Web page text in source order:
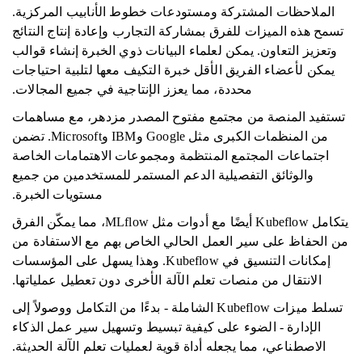
الملاحظات المشتركة ومستودعات خطوط الأنابيب المركزية.
تسمح هذه الميزات للفرق بمشاركة التجارب وإعادة إنتاج النتائج
وتعزيز التعاون. يمكن لعلماء البيانات ذوي الخبرة إنشاء قوالب
يمكن لأعضاء الفريق الأقل خبرة التكيف معها لتلبية احتياجات
محددة، مما يعزز الإنتاجية في جميع المجالات.
تستفيد المنصة من مجتمع مفتوح المصدر مزدهر، مع مساهمات
من المنظمات الكبرى مثل Google وIBM وMicrosoft. تضمن
اجتماعات المجتمع المنتظمة ومجموعات الاهتمامات الخاصة
والوثائق التفصيلية الدعم المستمر للمستخدمين من جميع
مستويات الخبرة.
يتكامل Kubeflow أيضًا مع أدوات مثل MLflow، مما يمكّن الفرق
من الحفاظ على سير العمل الحالي الخاص بهم مع الاستفادة من
إمكانات التنسيق في Kubeflow. وهذا يسهل على المؤسسات
الانتقال من منصات تعلم الآلة الأخرى دون تعطيل عملياتها.
تسلط ميزات Kubeflow الشاملة - بدءًا من التكامل ووصولاً إلى
الإدارة - الضوء على كيفية تبسيط وتسهيل سير عمل الذكاء
الاصطناعي، مما يجعله أداة قوية لعمليات تعلم الآلة الحديثة.